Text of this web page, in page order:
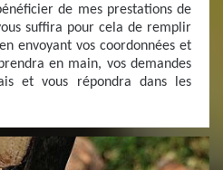
de mes prestations de
suffira pour cela de remplir
envoyant vos coordonnées et
en main, vos demandes
et vous répondra dans les